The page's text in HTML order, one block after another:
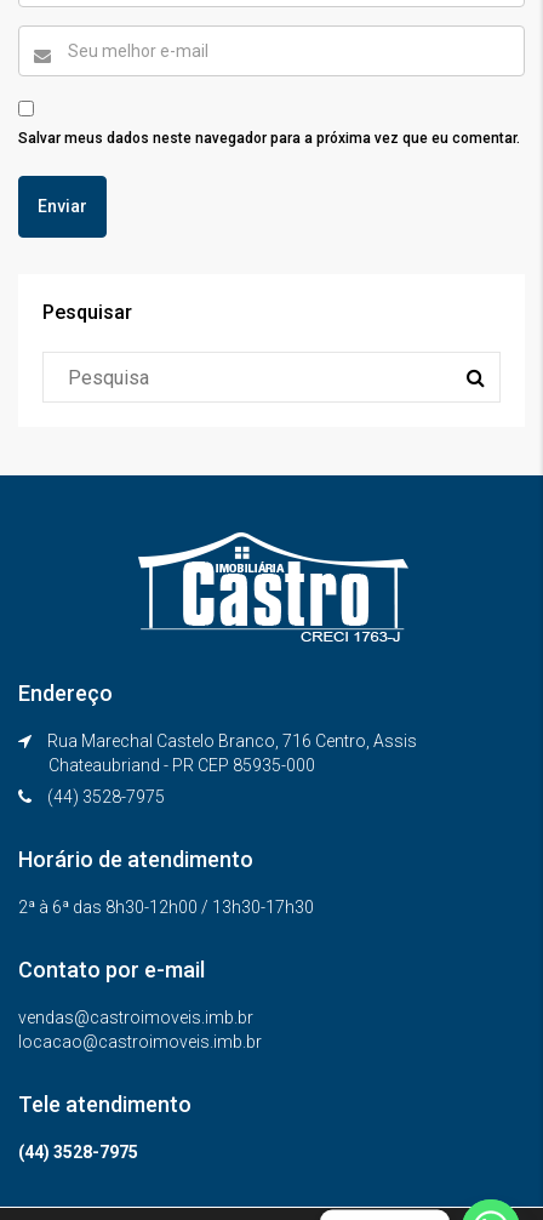
Salvar meus dados neste navegador para a próxima vez que eu comentar.
Pesquisar
Endereço
Rua Marechal Castelo Branco, 716 Centro, Assis
Chateaubriand - PR CEP 85935-000
(44) 3528-7975
Horário de atendimento
2ª à 6ª das 8h30-12h00 / 13h30-17h30
Contato por e-mail
vendas@castroimoveis.imb.br
locacao@castroimoveis.imb.br
Tele atendimento
(44) 3528-7975